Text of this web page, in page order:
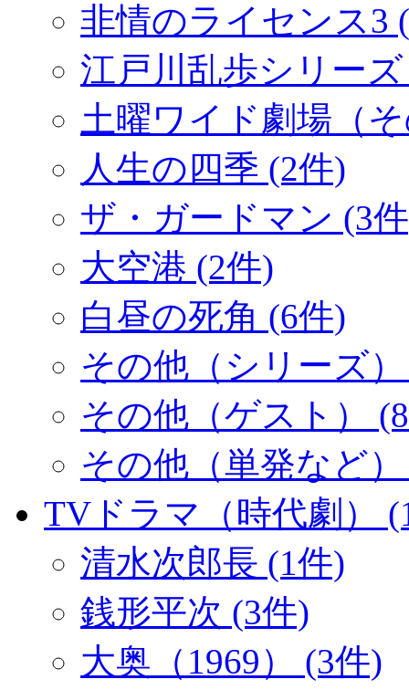
非情のライセンス3
江戸川乱歩シリー
土曜ワイド劇場（
人生の四季 (2件)
ザ・ガードマン (3
大空港 (2件)
白昼の死角 (6件)
その他（シリーズ
その他（ゲスト）
その他（単発など
TVドラマ（時代劇）
清水次郎長 (1件)
銭形平次 (3件)
大奥（1969） (3件)